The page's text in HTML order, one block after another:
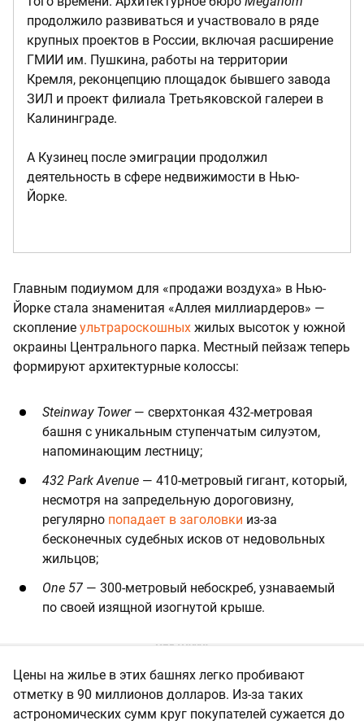
продолжило развиваться и участвовало в ряде
крупных проектов в России, включая расширение
ГМИИ им. Пушкина, работы на территории
Кремля, реконцепцию площадок бывшего завода
ЗИЛ и проект филиала Третьяковской галереи в
Калининграде.
А Кузинец после эмиграции продолжил
деятельность в сфере недвижимости в Нью-
Йорке.
Главным подиумом для «продажи воздуха» в Нью-
Йорке стала знаменитая «Аллея миллиардеров» —
скопление ультрароскошных жилых высоток у южной
окраины Центрального парка. Местный пейзаж теперь
формируют архитектурные колоссы:
Steinway Tower— сверхтонкая 432-метровая
башня с уникальным ступенчатым силуэтом,
напоминающим лестницу;
432 Park Avenue — 410-метровый гигант, который,
несмотря на запредельную дороговизну,
регулярно попадает в заголовки из-за
бесконечных судебных исков от недовольных
жильцов;
One 57 — 300-метровый небоскреб, узнаваемый
по своей изящной изогнутой крыше.
Цены на жилье в этих башнях легко пробивают
отметку в 90 миллионов долларов. Из-за таких
астрономических сумм круг покупателей сужается до